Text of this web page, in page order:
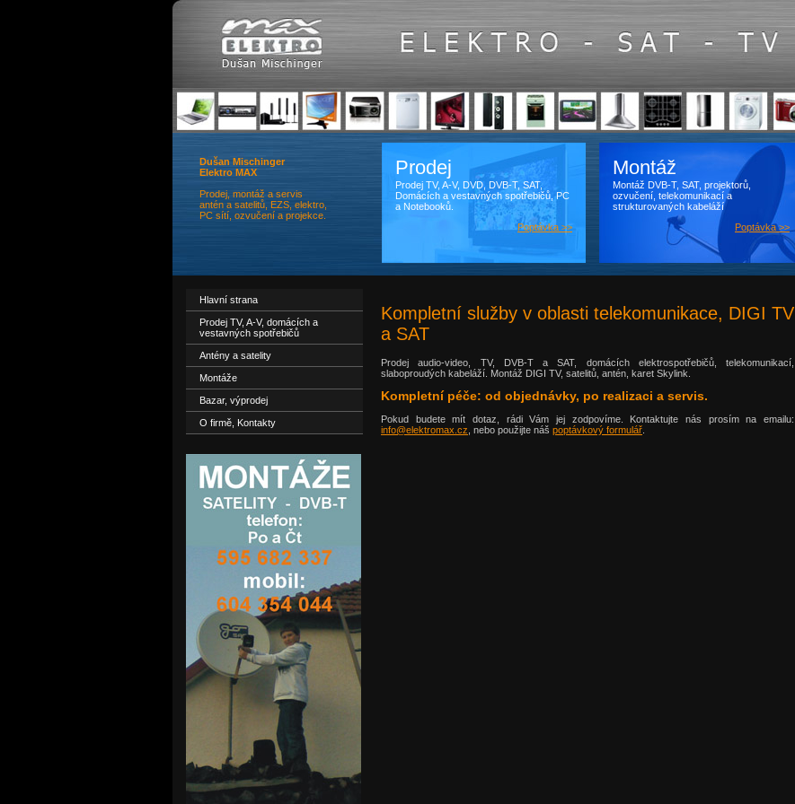
Dušan Mischinger
Elektro MAX
Prodej, montáž a servis
antén a satelitů, EZS, elektro,
PC sítí, ozvučení a projekce.
Prodej
Prodej TV, A-V, DVD, DVB-T, SAT,
Domácích a vestavných spotřebičů, PC
a Notebooků.
Poptávka >>
Montáž
Montáž DVB-T, SAT, projektorů,
ozvučení, telekomunikací a
strukturovaných kabeláží
Poptávka >>
Hlavní strana
Prodej TV, A-V, domácích a
vestavných spotřebičů
Antény a satelity
Montáže
Bazar, výprodej
O firmě, Kontakty
Kompletní služby v oblasti telekomunikace, DIGI TV
a SAT
Prodej audio-video, TV, DVB-T a SAT, domácích elektrospotřebičů, telekomunikací,
slaboproudých kabeláží. Montáž DIGI TV, satelitů, antén, karet Skylink.
Kompletní péče: od objednávky, po realizaci a servis.
Pokud budete mít dotaz, rádi Vám jej zodpovíme. Kontaktujte nás prosím na emailu:
info@elektromax.cz , nebo použijte náš poptávkový formulář